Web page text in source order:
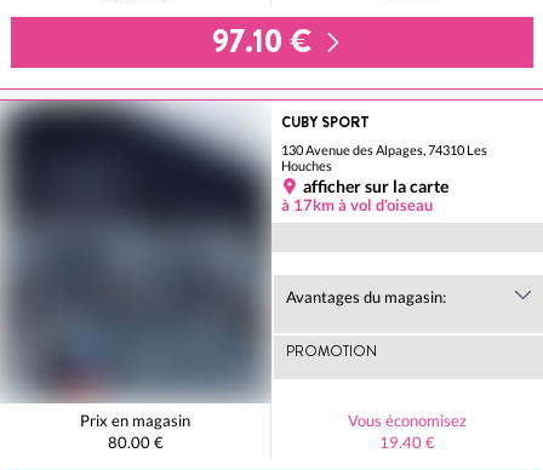
97.10 €
CUBY SPORT
130 Avenue des Alpages, 74310 Les
Houches
afficher sur la carte
à 17km à vol d'oiseau
Avantages du magasin:
PROMOTION
Prix en magasin
80.00 €
Vous économisez
19.40 €